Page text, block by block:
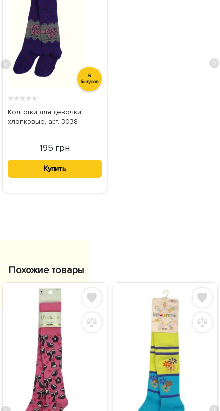
6
бонусов
★★★★★
Колготки для девочки
хлопковые, арт. 3038
195 грн
Купить
Похожие товары